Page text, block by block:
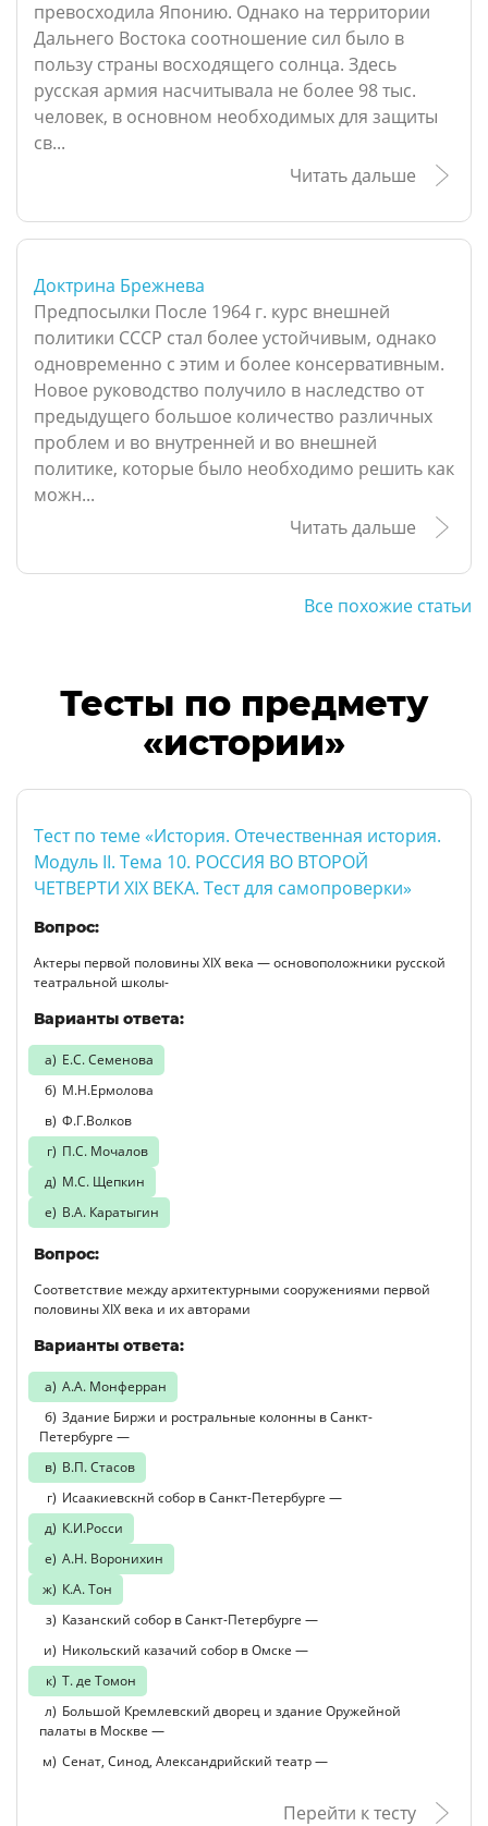
превосходила Японию. Однако на территории
Дальнего Востока соотношение сил было в
пользу страны восходящего солнца. Здесь
русская армия насчитывала не более 98 тыс.
человек, в основном необходимых для защиты
св...
Читать дальше
Доктрина Брежнева
Предпосылки После 1964 г. курс внешней
политики СССР стал более устойчивым, однако
одновременно с этим и более консервативным.
Новое руководство получило в наследство от
предыдущего большое количество различных
проблем и во внутренней и во внешней
политике, которые было необходимо решить как
можн...
Читать дальше
Все похожие статьи
Тесты по предмету
«истории»
Тест по теме «История. Отечественная история.
Модуль II. Тема 10. РОССИЯ ВО ВТОРОЙ
ЧЕТВЕРТИ XIX ВЕКА. Тест для самопроверки»
Вопрос:
Актеры первой половины XIX века — основоположники русской
театральной школы-
Варианты ответа:
Е.С. Семенова
М.Н.Ермолова
Ф.Г.Волков
П.С. Мочалов
М.С. Щепкин
В.А. Каратыгин
Вопрос:
Соответствие между архитектурными сооружениями первой
половины XIX века и их авторами
Варианты ответа:
А.А. Монферран
Здание Биржи и ростральные колонны в Санкт-
Петербурге —
В.П. Стасов
Исаакиевскнй собор в Санкт-Петербурге —
К.И.Росси
А.Н. Воронихин
К.А. Тон
Казанский собор в Санкт-Петербурге —
Никольский казачий собор в Омске —
Т. де Томон
Большой Кремлевский дворец и здание Оружейной
палаты в Москве —
Сенат, Синод, Александрийский театр —
Перейти к тесту